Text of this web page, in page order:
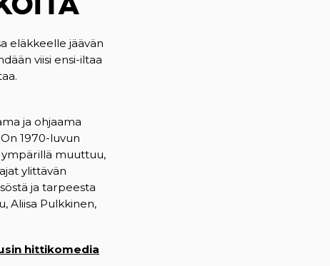
eläkkeelle jäävän
viisi ensi-iltaa
ja ohjaama
1970-luvun
ympärillä muuttuu,
ylittävän
ja tarpeesta
Aliisa Pulkkinen,
hittikomedia